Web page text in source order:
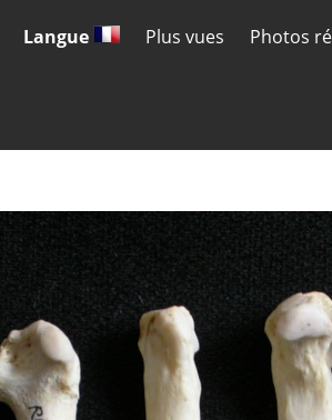
Langue Plus vues Photos